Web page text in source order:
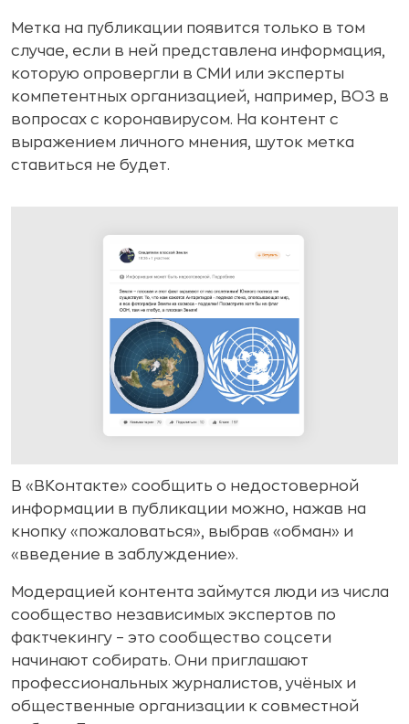
Метка на публикации появится только в том
случае, если в ней представлена информация,
которую опровергли в СМИ или эксперты
компетентных организацией, например, ВОЗ в
вопросах с коронавирусом. На контент с
выражением личного мнения, шуток метка
ставиться не будет.
В «ВКонтакте» сообщить о недостоверной
информации в публикации можно, нажав на
кнопку «пожаловаться», выбрав «обман» и
«введение в заблуждение».
Модерацией контента займутся люди из числа
сообщество независимых экспертов по
фактчекингу – это сообщество соцсети
начинают собирать. Они приглашают
профессиональных журналистов, учёных и
общественные организации к совместной